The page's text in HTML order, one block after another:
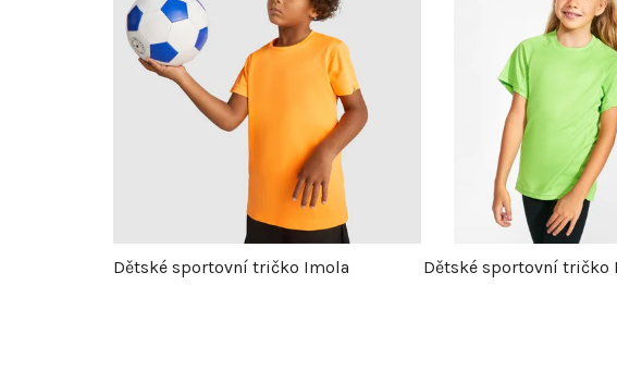
Dětské sportovní tričko Imola Dětské sportovní tričko